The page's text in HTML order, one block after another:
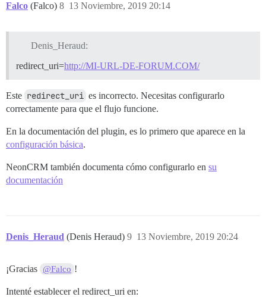
Falco (Falco) 13 Noviembre, 2019 20:14
8
Denis_Heraud:
redirect_uri=http://MI-URL-DE-FORUM.COM/
Este redirect_uri es incorrecto. Necesitas configurarlo
correctamente para que el flujo funcione.
En la documentación del plugin, es lo primero que aparece en la
configuración básica.
NeonCRM también documenta cómo configurarlo en su
documentación
Denis_Heraud (Denis Heraud) 13 Noviembre, 2019 20:24
9
¡Gracias @Falco !
Intenté establecer el redirect_uri en: